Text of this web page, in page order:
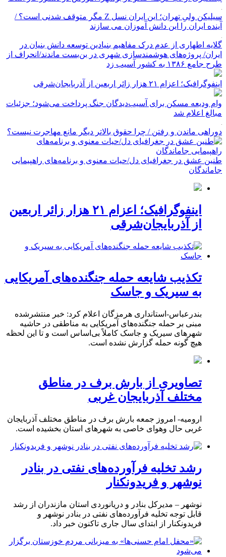
سیلیکن ولیِ تهران؛ این ایران نسل Z مگر متوقف شدنی است؟ /
آینده ایران را این دانش آموزان می سازند
گلایه اطهاری از عدم درک مفاهیم بنیادین توسعه دانش بنیان در
ایران/ پروژه‌های هوشمندسازی شهری در بن‌بست ماندند/انحراف از
طرح جامع ۱۳۸۶ به کشور آسیب زد
اینفوگرافیک؛ اعزام ۲۱ هزار زائر اربعین از آذربایجان‌شرقی
وام ودیعه مسکن برای آسیب‌دیدگان جنگ پرداخت می‌شود؛ جزئیات
مبالغ اعلام شد
دوراهی ماندن و رفتن / چرا حقوق بالاتر دیگر مانع مهاجرت نیست؟
طنین عشق در جغرافیای دل/حیات معنوی و برنامه‌های راهپیمایی
جاماندگان
اینفوگرافیک؛ اعزام ۲۱ هزار زائر اربعین
از آذربایجان‌شرقی
تکذیب شایعه حمله جنگنده‌های آمریکایی
به سیریک و جاسک
بندرعباس-استانداری هرمزگان اعلام کرد: خبر منتشرشده
مبنی بر حمله جنگنده‌های آمریکایی به مناطقی در حاشیه
شهرهای سیریک و جاسک کاملاً بی‌اساس است و تا این لحظه
هیچ گونه حمله گزارش نشده است.
تصاویری از بارش برف در مناطق
مختلف آذربایجان غربی
ارومیه- امروز جمعه بارش برف در مناطق مختلف آذربایجان
غربی حال وهوای خاصی به شهرهای استان بخشیده است.
رشد تخلیه فرآورده‌های نفتی در بنادر
نوشهر و فریدونکنار
نوشهر – مدیرکل بنادر و دریانوردی استان مازندران از رشد
قابل توجه تخلیه فرآورده‌های نفتی در بنادر نوشهر و
فریدونکنار از ابتدای سال جاری تاکنون خبر داد.